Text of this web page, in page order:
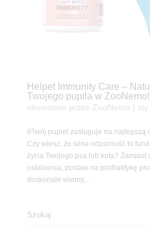
Helpet Immunity Care –
Twojego pupila w ZooNemo!
utworzone przez ZooNemo
6Twój pupiel zasługuje na
Czy wiesz, że silna odporność to
życia Twojego psa lub kota?
osłabienia, postaw na profilaktykę
doskonale wiemy,...
Szukaj